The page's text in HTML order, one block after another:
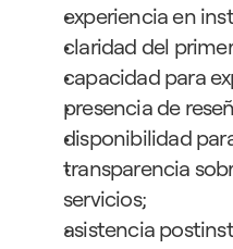
experiencia en
claridad del
capacidad para
presencia de
disponibilidad
transparencia
servicios;
asistencia